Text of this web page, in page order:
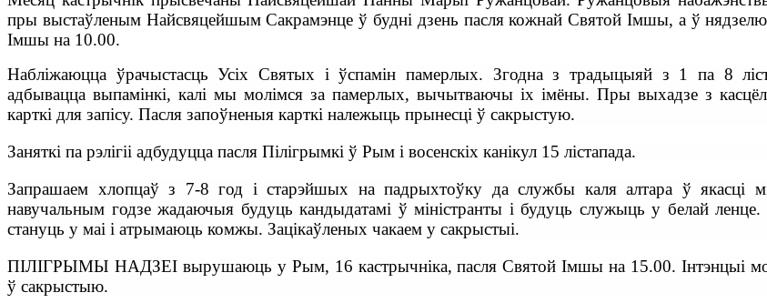
пры выстаўленым Найсвяцейшым Сакрамэнце ў будні дзень пасля кожнай Святой Імшы, а ў
Імшы на 10.00.
Набліжаюцца ўрачыстасць Усіх Святых і ўспамін памерлых. Згодна з традыцыяй з 1 па 8
адбывацца выпамінкі, калі мы молімся за памерлых, вычытваючы іх імёны. Пры выхадзе з
карткі для запісу. Пасля запоўненыя карткі належыць прынесці ў сакрыстую.
Заняткі па рэлігіі адбудуцца пасля Пілігрымкі ў Рым і восенскіх канікул 15 лістапада.
Запрашаем хлопцаў з 7-8 год і старэйшых на падрыхтоўку да службы каля алтара ў якасці
навучальным годзе жадаючыя будуць кандыдатамі ў міністранты і будуць служыць у белай ленце.
стануць у маі і атрымаюць комжы. Зацікаўленых чакаем у сакрыстыі.
ПІЛІГРЫМЫ НАДЗЕІ вырушаюць у Рым, 16 кастрычніка, пасля Святой Імшы на 15.00. Інтэнцыі
ў сакрыстыю.